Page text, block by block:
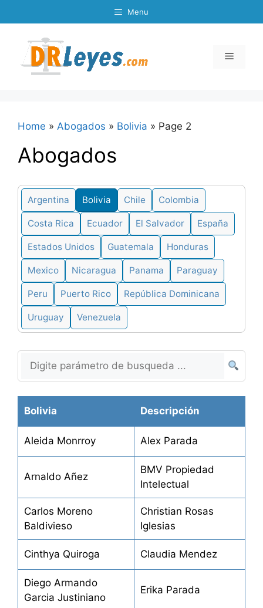
to
Menu
Menu
Home » Abogados » Bolivia » Page 2
Abogados
Argentina Bolivia Chile Colombia
Costa Rica Ecuador El Salvador España
Estados Unidos Guatemala Honduras
Mexico Nicaragua Panama Paraguay
Peru Puerto Rico República Dominicana
Uruguay Venezuela
Bolivia Descripción
Aleida Monrroy Alex Parada
Arnaldo Añez
BMV Propiedad
Intelectual
Carlos Moreno
Baldivieso
Christian Rosas
Iglesias
Cinthya Quiroga Claudia Mendez
Diego Armando
Garcia Justiniano
Erika Parada